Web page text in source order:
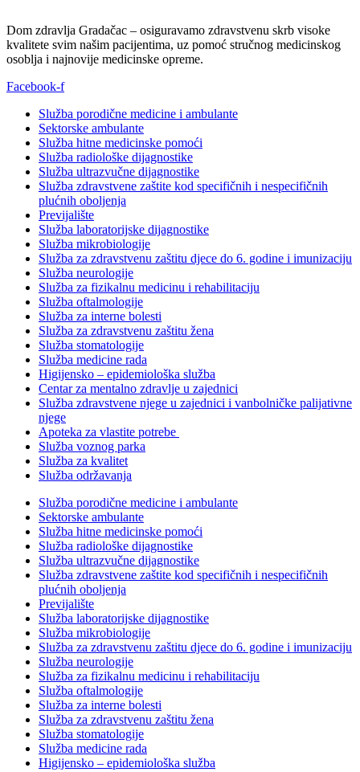
Dom zdravlja Gradačac – osiguravamo zdravstvenu skrb visoke
kvalitete svim našim pacijentima, uz pomoć stručnog medicinskog
osoblja i najnovije medicinske opreme.
Facebook-f
Služba porodične medicine i ambulante
Sektorske ambulante
Služba hitne medicinske pomoći
Služba radiološke dijagnostike
Služba ultrazvučne dijagnostike
Služba zdravstvene zaštite kod specifičnih i nespecifičnih
plućnih oboljenja
Previjalište
Služba laboratorijske dijagnostike
Služba mikrobiologije
Služba za zdravstvenu zaštitu djece do 6. godine i imunizaciju
Služba neurologije
Služba za fizikalnu medicinu i rehabilitaciju
Služba oftalmologije
Služba za interne bolesti
Služba za zdravstvenu zaštitu žena
Služba stomatologije
Služba medicine rada
Higijensko – epidemiološka služba
Centar za mentalno zdravlje u zajednici
Služba zdravstvene njege u zajednici i vanbolničke palijativne
njege
Apoteka za vlastite potrebe
Služba voznog parka
Služba za kvalitet
Služba održavanja
Služba porodične medicine i ambulante
Sektorske ambulante
Služba hitne medicinske pomoći
Služba radiološke dijagnostike
Služba ultrazvučne dijagnostike
Služba zdravstvene zaštite kod specifičnih i nespecifičnih
plućnih oboljenja
Previjalište
Služba laboratorijske dijagnostike
Služba mikrobiologije
Služba za zdravstvenu zaštitu djece do 6. godine i imunizaciju
Služba neurologije
Služba za fizikalnu medicinu i rehabilitaciju
Služba oftalmologije
Služba za interne bolesti
Služba za zdravstvenu zaštitu žena
Služba stomatologije
Služba medicine rada
Higijensko – epidemiološka služba